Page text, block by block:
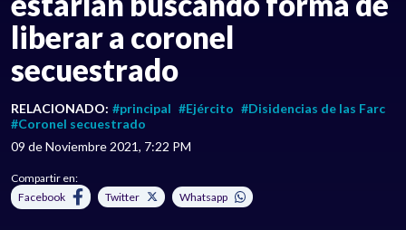
liberar a coronel
secuestrado
RELACIONADO: #principal #Ejército #Disidencias de las Farc
#Coronel secuestrado
09 de Noviembre 2021, 7:22 PM
Compartir en:
Facebook
Twitter Whatsapp